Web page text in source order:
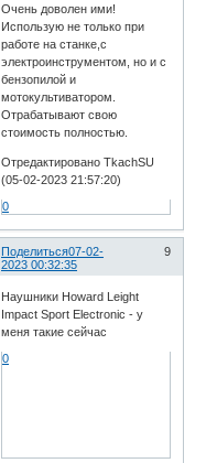
Очень доволен ими!
Использую не только при
работе на станке,с
электроинструментом, но и с
бензопилой и
мотокультиватором.
Отрабатывают свою
стоимость полностью.
Отредактировано TkachSU
(05-02-2023 21:57:20)
0
Поделиться 9
07-02-
2023 00:32:35
Наушники Howard Leight
Impact Sport Electronic - у
меня такие сейчас
0